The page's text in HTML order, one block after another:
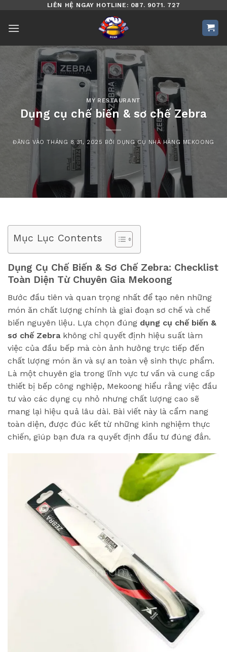
nội
dung
LIÊN HỆ NGAY HOTLINE: 087. 9071. 727
MY RESTAURANT
Dụng cụ chế biến & sơ chế Zebra
ĐĂNG VÀOTHÁNG 8 31, 2025 BỞI DỤNG CỤ NHÀ HÀNG MEKOONG
Mục Lục Contents
Dụng Cụ Chế Biến & Sơ Chế Zebra: Checklist
Toàn Diện Từ Chuyên Gia Mekoong
Bước đầu tiên và quan trọng nhất để tạo nên những
món ăn chất lượng chính là giai đoạn sơ chế và chế
biến nguyên liệu. Lựa chọn đúng dụng cụ chế biến &
sơ chế Zebrakhông chỉ quyết định hiệu suất làm
việc của đầu bếp mà còn ảnh hưởng trực tiếp đến
chất lượng món ăn và sự an toàn vệ sinh thực phẩm.
Là một chuyên gia trong lĩnh vực tư vấn và cung cấp
thiết bị bếp công nghiệp, Mekoong hiểu rằng việc đầu
tư vào các dụng cụ nhỏ nhưng chất lượng cao sẽ
mang lại hiệu quả lâu dài. Bài viết này là cẩm nang
toàn diện, được đúc kết từ những kinh nghiệm thực
chiến, giúp bạn đưa ra quyết định đầu tư đúng đắn.